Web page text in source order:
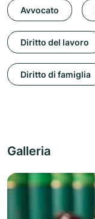
Avvocato
Diritto del lavoro
Diritto di famiglia
Galleria